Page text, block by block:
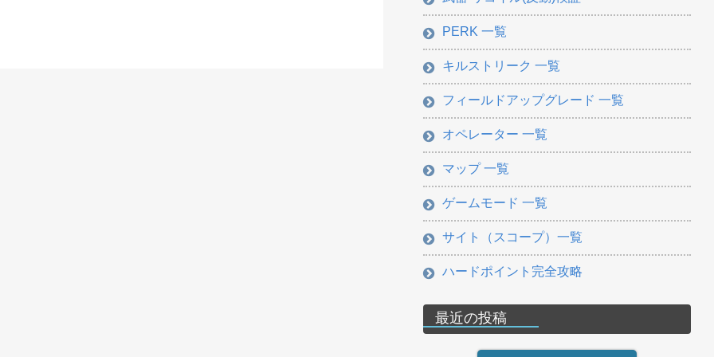
PERK 一覧
キルストリーク 一覧
フィールドアップグレード 一覧
オペレーター 一覧
マップ 一覧
ゲームモード 一覧
サイト（スコープ）一覧
ハードポイント完全攻略
最近の投稿